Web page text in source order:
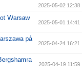
2025-05-02 12:38
Warsaw
2025-05-01 14:41
på
2025-04-24 16:21
2025-04-19 11:59